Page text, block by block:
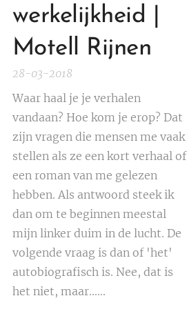
werkelijkheid |
Motell Rijnen
28-03-2018
Waar haal je je verhalen
vandaan? Hoe kom je erop? Dat
zijn vragen die mensen me vaak
stellen als ze een kort verhaal of
een roman van me gelezen
hebben. Als antwoord steek ik
dan om te beginnen meestal
mijn linker duim in de lucht. De
volgende vraag is dan of 'het'
autobiografisch is. Nee, dat is
het niet, maar......